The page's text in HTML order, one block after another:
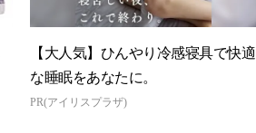
【大人気】ひんやり冷感寝具で快適
な睡眠をあなたに。
PR(アイリスプラザ)